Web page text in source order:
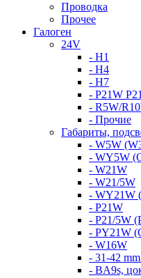
Проводка
Прочее
Галоген
24V
- H1
- H4
- H7
- P21W
- R5W/
- Прочие
Габариты,
- W5W
- WY5W
- W21W
- W21/5W
- WY21W
- P21W
- P21/5W
- PY21W
- W16W
- 31-42
- BA9s,